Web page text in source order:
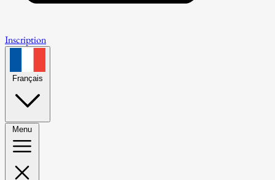
Inscription
Français
Menu